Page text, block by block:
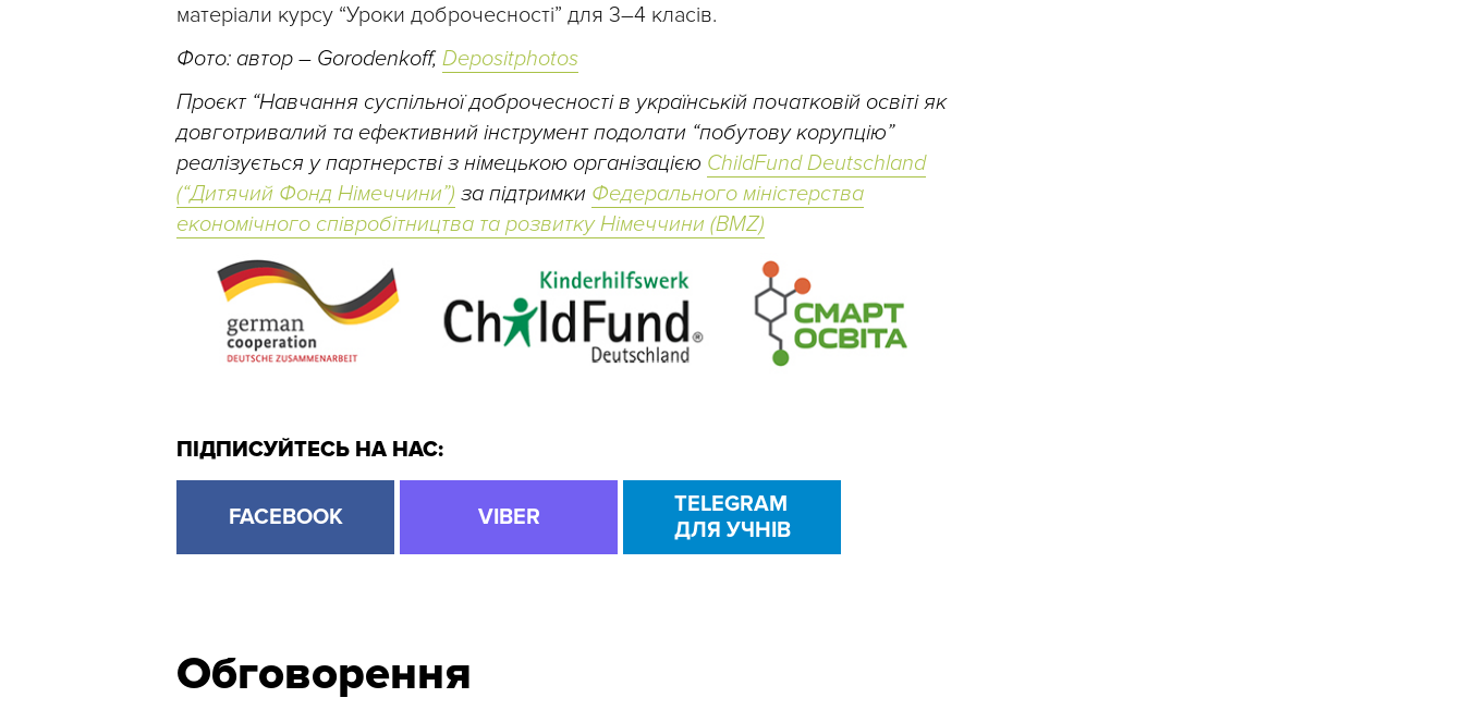
матеріали курсу “Уроки доброчесності” для 3–4 класів.
Фото: автор – Gorodenkoff, Depositphotos
Проєкт “Навчання суспільної доброчесності в українській початковій освіті як
довготривалий та ефективний інструмент подолати “побутову корупцію”
реалізується у партнерстві з німецькою організацією ChildFund Deutschland
(“Дитячий Фонд Німеччини”) за підтримки Федерального міністерства
економічного співробітництва та розвитку Німеччини (BMZ)
ПІДПИСУЙТЕСЬ НА НАС:
FACEBOOK VIBER
TELEGRAM
ДЛЯ УЧНІВ
Обговорення